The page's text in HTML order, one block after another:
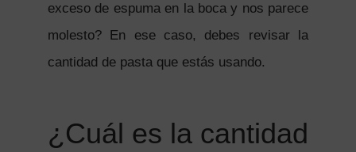
exceso de espuma en la boca y nos parece
molesto? En ese caso, debes revisar la
cantidad de pasta que estás usando.
¿Cuál es la cantidad